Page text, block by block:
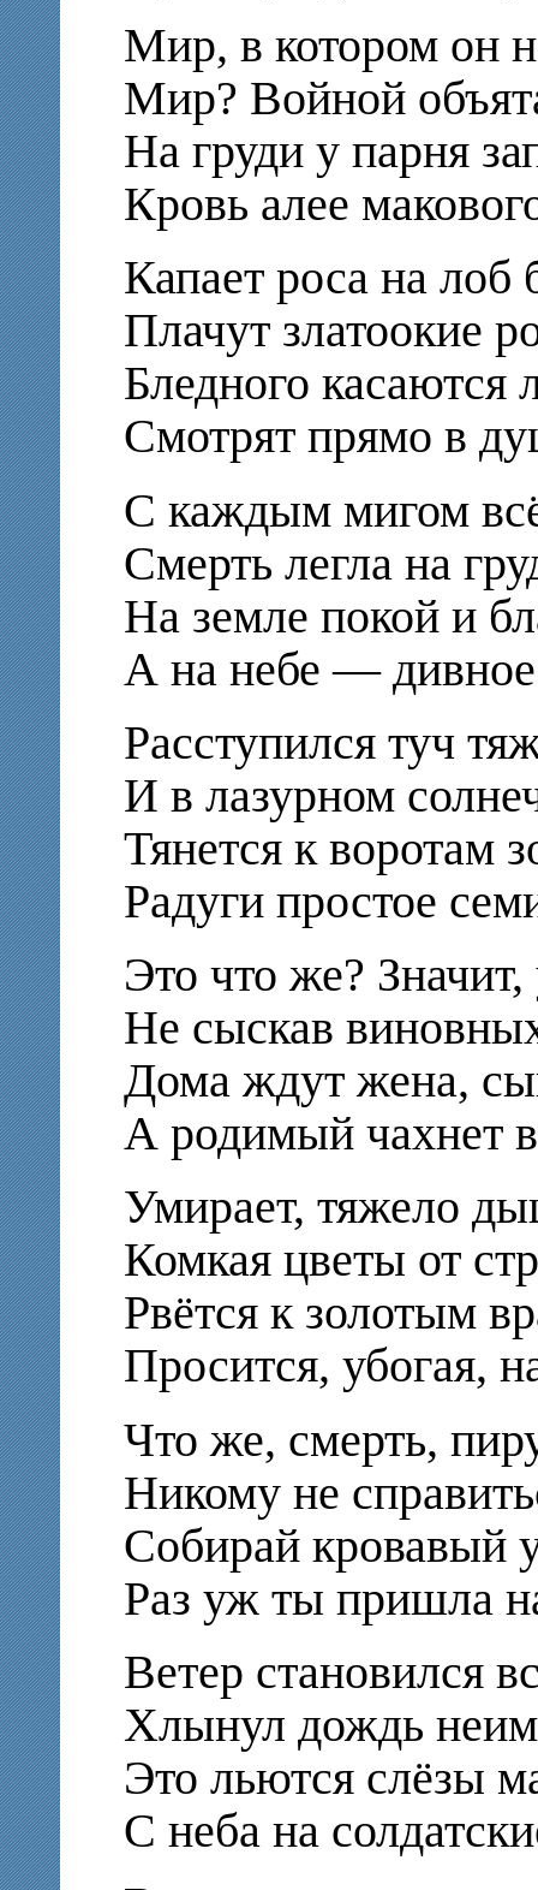
Мир, в котором он
Мир? Войной
На груди у парня
Кровь алее
Капает роса на лоб
Плачут златоокие
Бледного касаются
Смотрят прямо в
С каждым мигом
Смерть легла на
На земле покой и
А на небе — дивное
Расступился туч
И в лазурном
Тянется к воротам
Радуги простое
Это что же?
Не сыскав
Дома ждут жена,
А родимый чахнет
Умирает, тяжело
Комкая цветы от
Рвётся к золотым
Просится, убогая,
Что же, смерть,
Никому не
Собирай кровавый
Раз уж ты пришла
Ветер становился
Хлынул дождь
Это льются слёзы
С неба на